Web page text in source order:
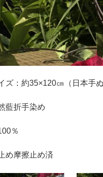
ズ：約35×120㎝（日本手
藍折手染め
％
め摩擦止め済